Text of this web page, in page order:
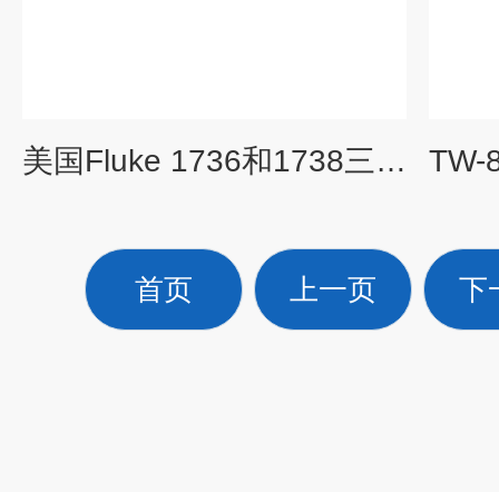
美国Fluke 1736和1738三相电能质量记录器仪
首页 上一页 下